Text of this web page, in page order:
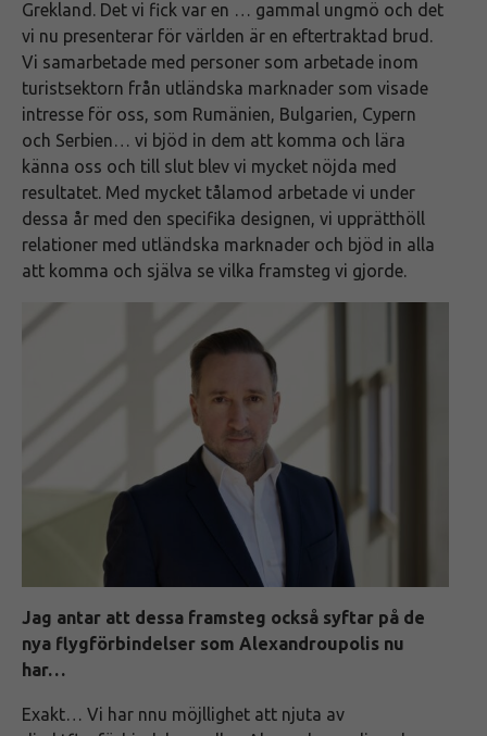
Grekland. Det vi fick var en … gammal ungmö och det
vi nu presenterar för världen är en eftertraktad brud.
Vi samarbetade med personer som arbetade inom
turistsektorn från utländska marknader som visade
intresse för oss, som Rumänien, Bulgarien, Cypern
och Serbien… vi bjöd in dem att komma och lära
känna oss och till slut blev vi mycket nöjda med
resultatet. Med mycket tålamod arbetade vi under
dessa år med den specifika designen, vi upprätthöll
relationer med utländska marknader och bjöd in alla
att komma och själva se vilka framsteg vi gjorde.
Jag antar att dessa framsteg också syftar på de
nya flygförbindelser som Alexandroupolis nu
har…
Exakt… Vi har nnu möjllighet att njuta av